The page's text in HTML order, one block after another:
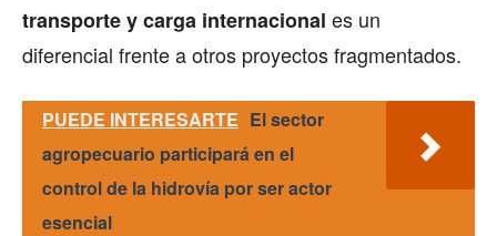
transporte y carga internacional es un
diferencial frente a otros proyectos fragmentados.
PUEDE INTERESARTE El sector
agropecuario participará en el
control de la hidrovía por ser actor
esencial